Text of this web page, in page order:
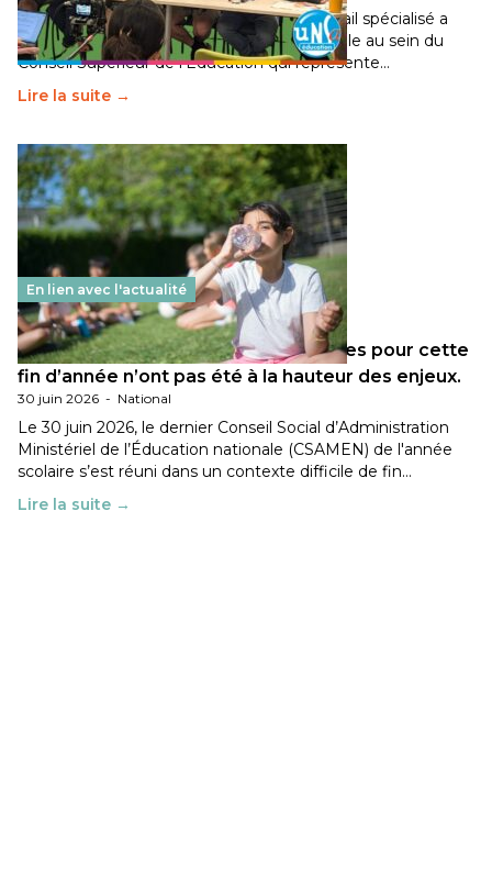
Pendant plusieurs mois, un groupe de travail spécialisé a
travaillé sur la transition écologique de l’Ecole au sein du
Conseil Supérieur de l’Éducation qui représente…
Lire la suite →
En lien avec l'actualité
Les décisions ministérielles attendues pour cette
fin d’année n’ont pas été à la hauteur des enjeux.
30 juin 2026 - National
Le 30 juin 2026, le dernier Conseil Social d’Administration
Ministériel de l’Éducation nationale (CSAMEN) de l'année
scolaire s’est réuni dans un contexte difficile de fin…
Lire la suite →